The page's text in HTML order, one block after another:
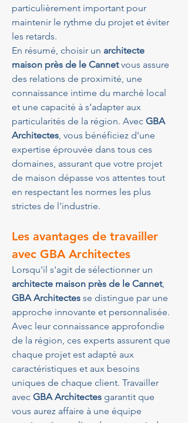
particulièrement important pour
maintenir le rythme du projet et éviter
les retards.
En résumé, choisir un architecte
maison près de le Cannet vous assure
des relations de proximité, une
connaissance intime du marché local
et une capacité à s’adapter aux
particularités de la région. Avec GBA
Architectes, vous bénéficiez d'une
expertise éprouvée dans tous ces
domaines, assurant que votre projet
de maison dépasse vos attentes tout
en respectant les normes les plus
strictes de l'industrie.
Les avantages de travailler
avec GBA Architectes
Lorsqu'il s'agit de sélectionner un
architecte maison près de le Cannet,
GBA Architectes se distingue par une
approche innovante et personnalisée.
Avec leur connaissance approfondie
de la région, ces experts assurent que
chaque projet est adapté aux
caractéristiques et aux besoins
uniques de chaque client. Travailler
avec GBA Architectes garantit que
vous aurez affaire à une équipe